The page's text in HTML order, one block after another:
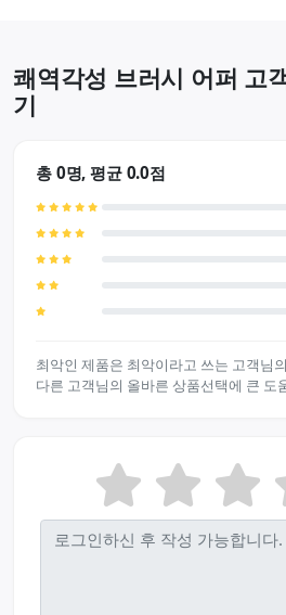
쾌역각성 브러시 어퍼 고
기
총 0명, 평균 0.0점
최악인 제품은 최악이라고 쓰는 고객님의
다른 고객님의 올바른 상품선택에 큰 도